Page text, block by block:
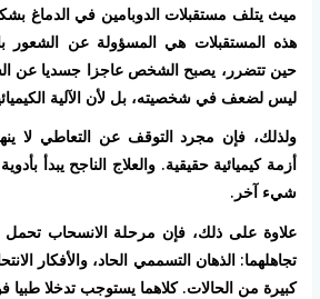
ميث يتلف مستقبلات الدوبامين في الدماغ
هذه المستقبلات هي المسؤولة عن الشعور
حين تتضرر، يصبح الشخص عاجزا جسديا عن
ليس لضعف في شخصيته، بل لأن الآلية
ولذلك، فإن مجرد التوقف عن التعاطي لا
أزمة كيميائية حقيقية. والعلاج الناجح يبدأ
شيء آخر.
علاوة على ذلك، فإن مرحلة الانسحاب
تجاهلهما: الذهان التسممي الحاد، والأفكار
كبيرة من الحالات. كلاهما يستوجب تدخلا طبيا